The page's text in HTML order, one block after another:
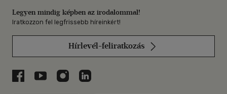
Legyen mindig képben az irodalommal!
Iratkozzon fel legfrissebb híreinkért!
Hírlevél-feliratkozás
Libri a Facebookon
Libri a Youtube-on
Libri az Instagramon
Libri a LinkedInen